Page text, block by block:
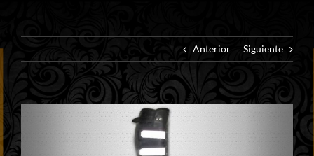
Anterior Siguiente
Ver
imagen
grande